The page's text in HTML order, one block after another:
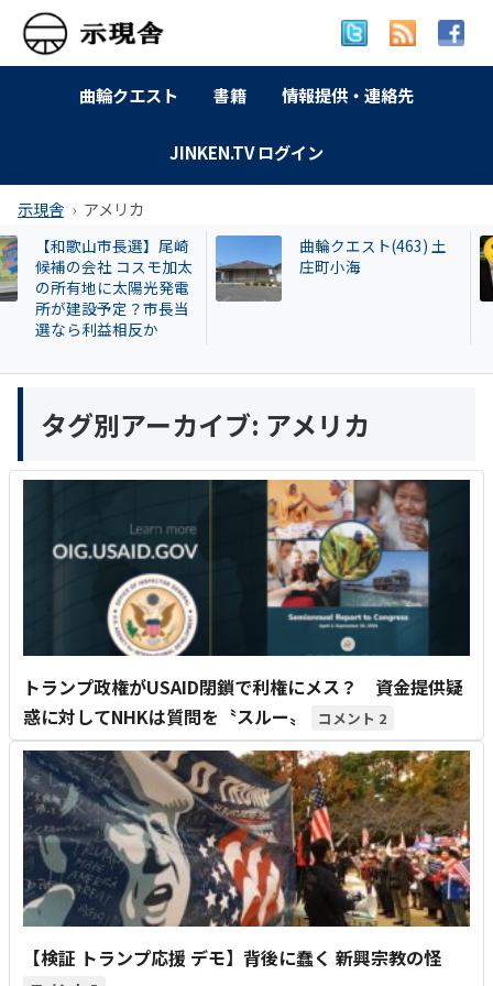
曲輪クエスト 書籍 情報提供・連絡先
JINKEN.TV ログイン
示現舎 アメリカ
曲輪クエスト(463) 土
庄町小海
【告発スクープ
興毅氏も被害者?
い牛肉投資に関
片桐章浩和歌山
タグ別アーカイブ: アメリカ
トランプ政権がUSAID閉鎖で利権にメス？ 資金提供疑
惑に対してNHKは質問を〝スルー〟
2
【検証 トランプ応援 デモ】背後に蠢く 新興宗教の怪